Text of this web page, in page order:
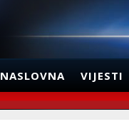
NASLOVNA VIJESTI